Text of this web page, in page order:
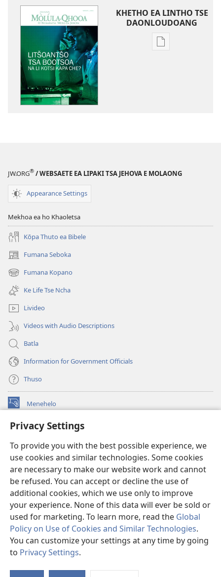
Privacy Settings
To provide you with the best possible experience, we
use cookies and similar technologies. Some cookies
are necessary to make our website work and cannot
be refused. You can accept or decline the use of
additional cookies, which we use only to improve
your experience. None of this data will ever be sold or
used for marketing. To learn more, read the Global
Policy on Use of Cookies and Similar Technologies.
You can customize your settings at any time by going
to Privacy Settings.
KHETHO EA LINTHO TSE
DAONLOUDOANG
Khetho
Bootsoa
Kotsi
JW.ORG® / WEBSAETE EA LIPAKI TSA JEHOVA E MOLAONG
Appearance Settings
Mekhoa ea ho Khaoletsa
Kōpa Thuto ea Bibele
Fumana Seboka
(opens
new
window)
Fumana Kopano
(opens
new
window)
Ke Life Tse Ncha
Livideo
Videos with Audio Descriptions
Batla
Information for Government Officials
Thuso
Menehelo
(opens
window)Watchtower ONLINE LIBRARY
new
window)JW Hub ®
(opens
new
window)Lenaneo la
Watchtower Library
Copyright© 2026 Watch Tower Bible and Tract Society of Pennsylvania.
MELAO EA TŠEBELISO|